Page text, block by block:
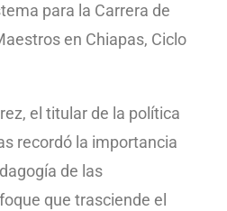
para la Carrera de
en Chiapas, Ciclo
el titular de la política
recordó la importancia
de las
que trasciende el